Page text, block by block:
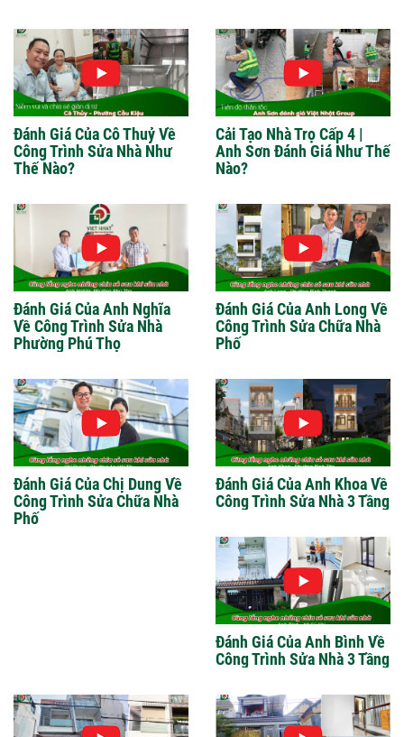
Đánh Giá Của Cô Thuỷ Về
Công Trình Sửa Nhà Như
Thế Nào?
Cải Tạo Nhà Trọ Cấp 4 |
Anh Sơn Đánh Giá Như Thế
Nào?
Đánh Giá Của Anh Nghĩa
Về Công Trình Sửa Nhà
Phường Phú Thọ
Đánh Giá Của Anh Long Về
Công Trình Sửa Chữa Nhà
Phố
Đánh Giá Của Chị Dung Về
Công Trình Sửa Chữa Nhà
Phố
Đánh Giá Của Anh Khoa Về
Công Trình Sửa Nhà 3 Tầng
Đánh Giá Của Anh Bình Về
Công Trình Sửa Nhà 3 Tầng